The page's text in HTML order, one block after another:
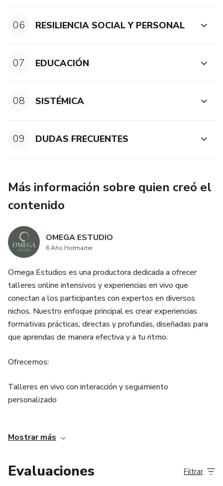
06 RESILIENCIA SOCIAL Y PERSONAL
07 EDUCACIÓN
08 SISTÉMICA
09 DUDAS FRECUENTES
Más información sobre quien creó el
contenido
OMEGA ESTUDIO
6 Año Hotmarter
Omega Estudios es una productora dedicada a ofrecer
talleres online intensivos y experiencias en vivo que
conectan a los participantes con expertos en diversos
nichos. Nuestro enfoque principal es crear experiencias
formativas prácticas, directas y profundas, diseñadas para
que aprendas de manera efectiva y a tu ritmo.
Ofrecemos:
Talleres en vivo con interacción y seguimiento
personalizado
Variedad de temas y áreas de conocimiento para distintos
Mostrar más
Evaluaciones Filtrar